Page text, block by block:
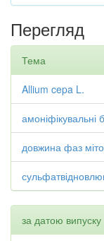
Перегляд
Тема
Allium cepa L.
амоніфікувальні
довжина фаз
за датою випуску